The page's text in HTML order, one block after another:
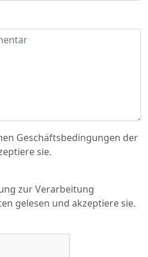
Geschäftsbedingungen der
sie.
zur Verarbeitung
gelesen und akzeptiere sie.